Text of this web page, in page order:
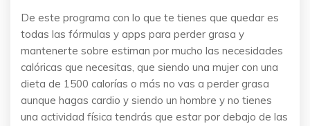
De este programa con lo que te tienes que quedar es
todas las fórmulas y apps para perder grasa y
mantenerte sobre estiman por mucho las necesidades
calóricas que necesitas, que siendo una mujer con una
dieta de 1500 calorías o más no vas a perder grasa
aunque hagas cardio y siendo un hombre y no tienes
una actividad física tendrás que estar por debajo de las